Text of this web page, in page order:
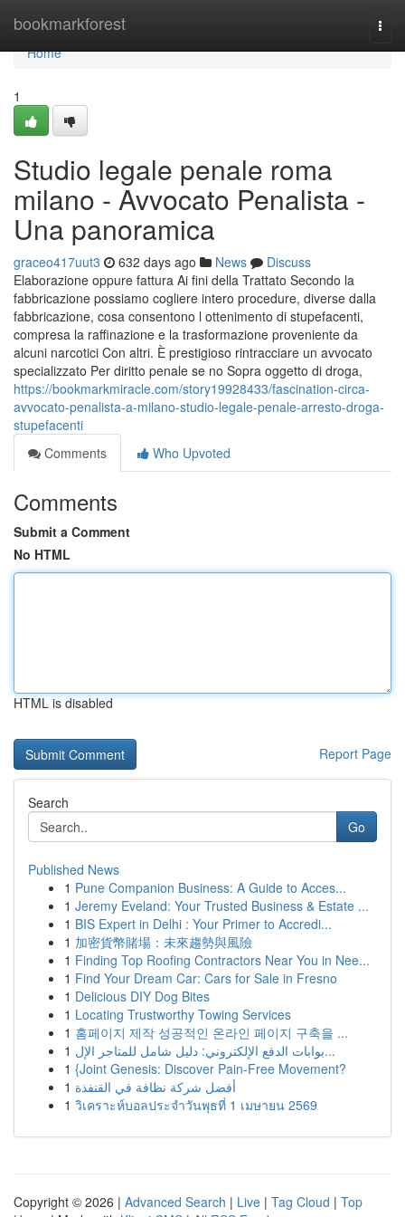
bookmarkforest
Home
Home
1
Studio legale penale roma
milano - Avvocato Penalista -
Una panoramica
graceo417uut3 632 days ago News
Discuss
Elaborazione oppure fattura Ai fini della Trattato Secondo la
fabbricazione possiamo cogliere intero procedure, diverse dalla
fabbricazione, cosa consentono l ottenimento di stupefacenti,
compresa la raffinazione e la trasformazione proveniente da
alcuni narcotici Con altri. È prestigioso rintracciare un avvocato
specializzato Per diritto penale se no Sopra oggetto di droga,
https://bookmarkmiracle.com/story19928433/fascination-circa-
avvocato-penalista-a-milano-studio-legale-penale-arresto-droga-
stupefacenti
Comments
Who Upvoted
Comments
Submit a Comment
No HTML
HTML is disabled
Report Page
Search
Go
Published News
1 Pune Companion Business: A Guide to Acces...
1 Jeremy Eveland: Your Trusted Business & Estate ...
1 BIS Expert in Delhi : Your Primer to Accredi...
1 加密貨幣賭場：未來趨勢與風險
1 Finding Top Roofing Contractors Near You in Nee...
1 Find Your Dream Car: Cars for Sale in Fresno
1 Delicious DIY Dog Bites
1 Locating Trustworthy Towing Services
1 홈페이지 제작 성공적인 온라인 페이지 구축을 ...
1
بوابات الدفع الإلكتروني: دليل شامل للمتاجر الإل...
1 {Joint Genesis: Discover Pain-Free Movement?
1 أفضل شركة نظافة في القنفذة
1 วิเคราะห์บอลประจำวันพุธที่ 1 เมษายน 2569
Copyright © 2026 | Advanced Search | Live | Tag Cloud | Top